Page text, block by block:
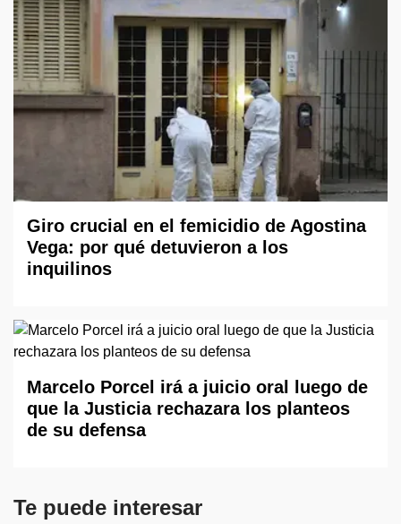
Giro crucial en el femicidio de Agostina
Vega: por qué detuvieron a los
inquilinos
Marcelo Porcel irá a juicio oral luego de
que la Justicia rechazara los planteos
de su defensa
Te puede interesar